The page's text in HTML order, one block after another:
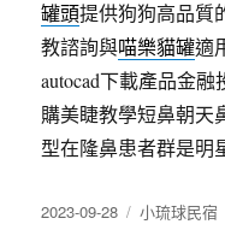
罐頭提供狗狗高品質
教諮詢與喵樂貓罐適
autocad下載產品金融
購美睫教學短鼻朝天
型在隆鼻患者群是明
發
2023-09-28
分
小琉球民宿